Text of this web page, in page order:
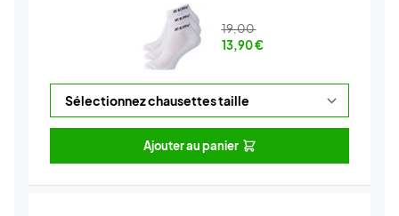
19,00
13,90€
Ajouter au panier